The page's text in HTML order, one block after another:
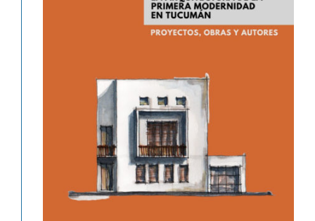
Libro «La arquitectura de la
primera modernidad en Tucumán.»
Novedades